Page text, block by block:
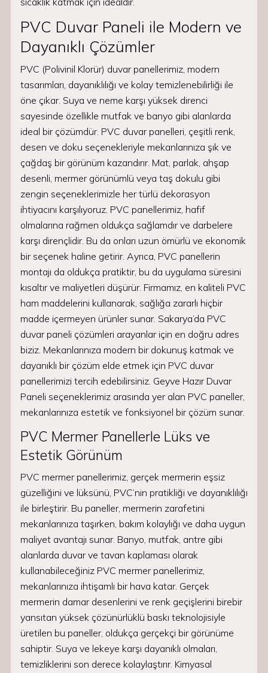
PVC Duvar Paneli ile Modern ve
Dayanıklı Çözümler
PVC (Polivinil Klorür) duvar panellerimiz, modern
tasarımları, dayanıklılığı ve kolay temizlenebilirliği ile
öne çıkar. Suya ve neme karşı yüksek direnci
sayesinde özellikle mutfak ve banyo gibi alanlarda
ideal bir çözümdür. PVC duvar panelleri, çeşitli renk,
desen ve doku seçenekleriyle mekanlarınıza şık ve
çağdaş bir görünüm kazandırır. Mat, parlak, ahşap
desenli, mermer görünümlü veya taş dokulu gibi
zengin seçeneklerimizle her türlü dekorasyon
ihtiyacını karşılıyoruz. PVC panellerimiz, hafif
olmalarına rağmen oldukça sağlamdır ve darbelere
karşı dirençlidir. Bu da onları uzun ömürlü ve ekonomik
bir seçenek haline getirir. Ayrıca, PVC panellerin
montajı da oldukça pratiktir, bu da uygulama süresini
kısaltır ve maliyetleri düşürür. Firmamız, en kaliteli PVC
ham maddelerini kullanarak, sağlığa zararlı hiçbir
madde içermeyen ürünler sunar. Sakarya’da PVC
duvar paneli çözümleri arayanlar için en doğru adres
biziz. Mekanlarınıza modern bir dokunuş katmak ve
dayanıklı bir çözüm elde etmek için PVC duvar
panellerimizi tercih edebilirsiniz. Geyve Hazır Duvar
Paneli seçeneklerimiz arasında yer alan PVC paneller,
mekanlarınıza estetik ve fonksiyonel bir çözüm sunar.
PVC Mermer Panellerle Lüks ve
Estetik Görünüm
PVC mermer panellerimiz, gerçek mermerin eşsiz
güzelliğini ve lüksünü, PVC’nin pratikliği ve dayanıklılığı
ile birleştirir. Bu paneller, mermerin zarafetini
mekanlarınıza taşırken, bakım kolaylığı ve daha uygun
maliyet avantajı sunar. Banyo, mutfak, antre gibi
alanlarda duvar ve tavan kaplaması olarak
kullanabileceğiniz PVC mermer panellerimiz,
mekanlarınıza ihtişamlı bir hava katar. Gerçek
mermerin damar desenlerini ve renk geçişlerini birebir
yansıtan yüksek çözünürlüklü baskı teknolojisiyle
üretilen bu paneller, oldukça gerçekçi bir görünüme
sahiptir. Suya ve lekeye karşı dayanıklı olmaları,
temizliklerini son derece kolaylaştırır. Kimyasal